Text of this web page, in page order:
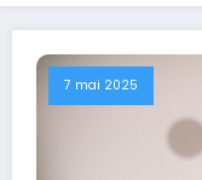
7 mai 2025